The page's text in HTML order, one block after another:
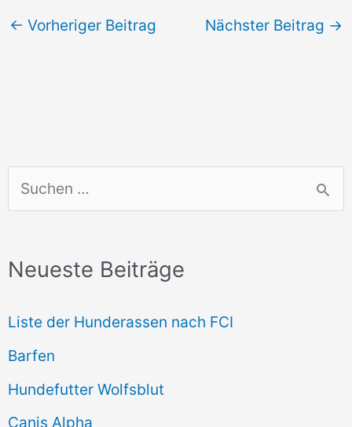
u
h
n
n
a
c
Neueste Beiträge
Liste der Hunderassen nach FCI
Barfen
Hundefutter Wolfsblut
Canis Alpha
← Vorheriger Beitrag Nächster Beitrag →